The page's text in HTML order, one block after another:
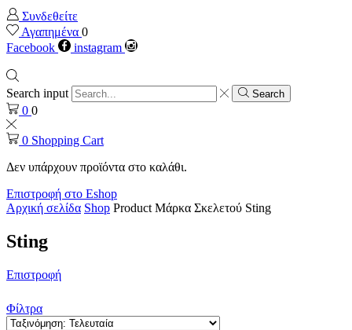
Συνδεθείτε
Αγαπημένα 0
Facebook
instagram
Search input Search
0 0
0 Shopping Cart
Δεν υπάρχουν προϊόντα στο καλάθι.
Επιστροφή στο Eshop
Αρχική σελίδα Shop Product Μάρκα Σκελετού Sting
Sting
Επιστροφή
Φίλτρα